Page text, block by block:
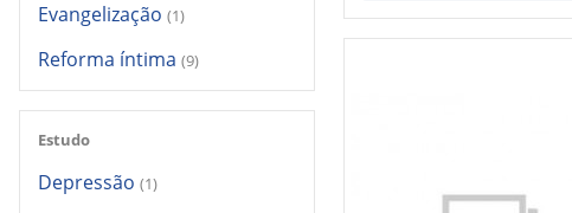
Evangelização (1)
Reforma íntima (9)
Estudo
Depressão (1)